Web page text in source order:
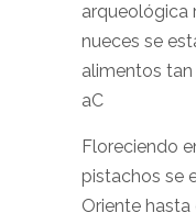
arqueológica
nueces se
alimentos
aC
Floreciendo
pistachos se
Oriente hasta